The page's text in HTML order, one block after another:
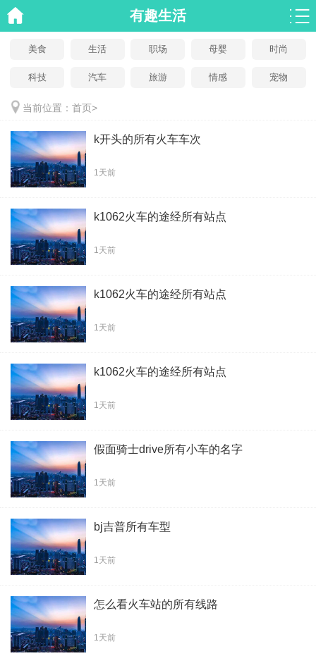
有趣生活
美食 生活 职场 母婴 时尚
科技 汽车 旅游 情感 宠物
当前位置： 首页>
k开头的所有火车车次
1天前
k1062火车的途经所有站点
1天前
k1062火车的途经所有站点
1天前
k1062火车的途经所有站点
1天前
假面骑士drive所有小车的名字
1天前
bj吉普所有车型
1天前
怎么看火车站的所有线路
1天前